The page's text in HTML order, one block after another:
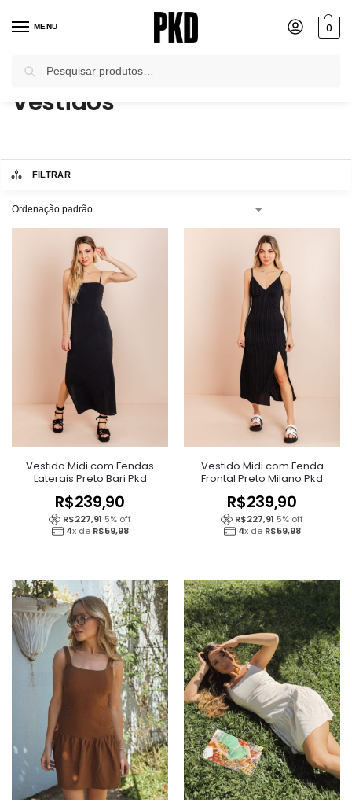
MENU 0
Início / Macacões e Vestidos
Vestidos
FILTRAR
Vestido Midi com Fendas
Laterais Preto Bari Pkd
R$239,90
R$227,91 5% off
4x de R$59,98
Vestido Midi com Fenda
Frontal Preto Milano Pkd
R$239,90
R$227,91 5% off
4x de R$59,98